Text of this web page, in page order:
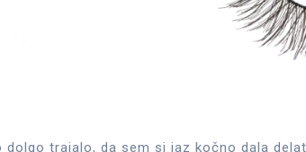
dolgo trajalo, da sem si jaz kočno dala